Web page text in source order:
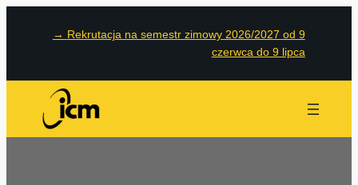
→ Rekrutacja na semestr zimowy 2026/2027 od 9
czerwca do 9 lipca